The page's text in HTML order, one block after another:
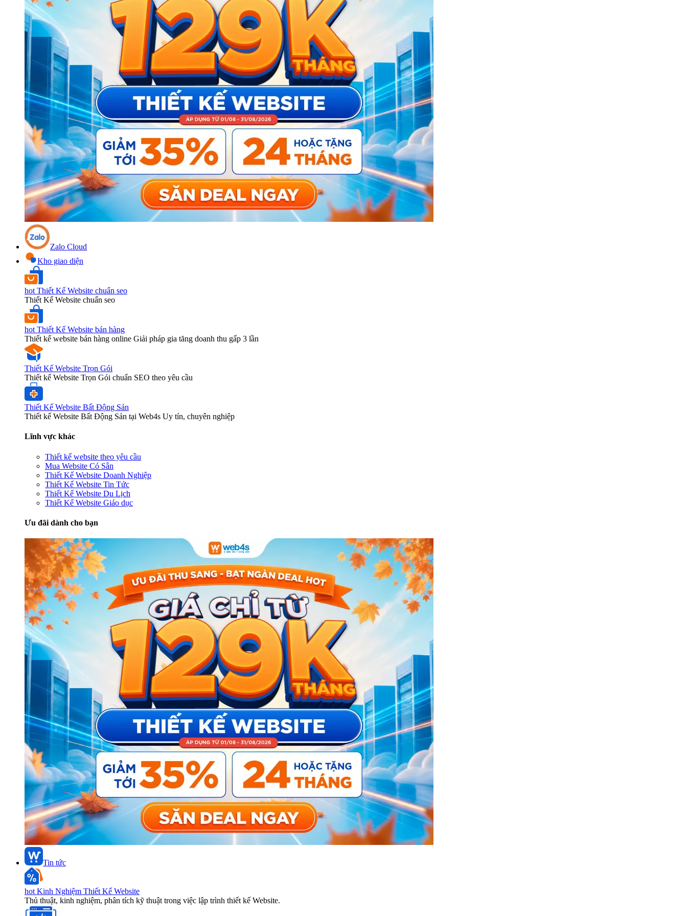
Zalo Cloud
Kho giao diện
hot Thiết Kế Website chuẩn seo
Thiết Kế Website chuẩn seo
hot Thiết Kế Website bán hàng
Thiết kế website bán hàng online Giải pháp gia tăng doanh thu gấp 3 lần
Thiết Kế Website Trọn Gói
Thiết kế Website Trọn Gói chuẩn SEO theo yêu cầu
Thiết Kế Website Bất Động Sản
Thiết kế Website Bất Động Sản tại Web4s Uy tín, chuyên nghiệp
Lĩnh vực khác
Thiết kế website theo yêu cầu
Mua Website Có Sẵn
Thiết Kế Website Doanh Nghiệp
Thiết Kế Website Tin Tức
Thiết Kế Website Du Lịch
Thiết Kế Website Giáo dục
Ưu đãi dành cho bạn
Tin tức
hot Kinh Nghiệm Thiết Kế Website
Thủ thuật, kinh nghiệm, phân tích kỹ thuật trong việc lập trình thiết kế Website.